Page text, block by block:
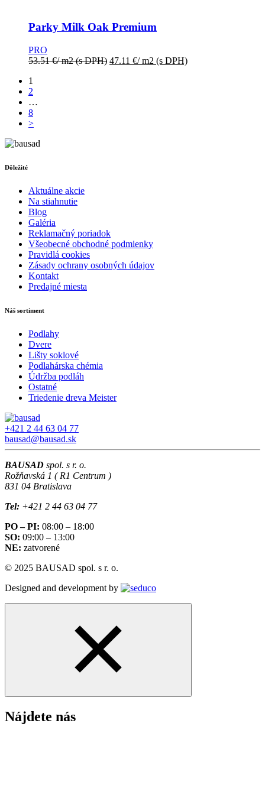
Parky Milk Oak Premium
PRO
53.51€/ m2(s DPH) 47.11 €/ m2 (s DPH)
1
2
…
8
>
Dôležité
Aktuálne akcie
Na stiahnutie
Blog
Galéria
Reklamačný poriadok
Všeobecné obchodné podmienky
Pravidlá cookies
Zásady ochrany osobných údajov
Kontakt
Predajné miesta
Náš sortiment
Podlahy
Dvere
Lišty soklové
Podlahárska chémia
Údržba podláh
Ostatné
Triedenie dreva Meister
+421 2 44 63 04 77
bausad@bausad.sk
BAUSAD spol. s r. o.
Rožňavská 1 ( R1 Centrum )
831 04 Bratislava
Tel: +421 2 44 63 04 77
PO – PI: 08:00 – 18:00
SO: 09:00 – 13:00
NE: zatvorené
© 2025 BAUSAD spol. s r. o.
Designed and development by
Nájdete nás